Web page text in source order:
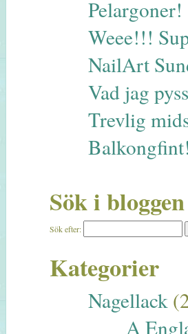
Pelargoner!
Weee!!!
NailArt
Vad jag
Trevlig
Balkongfint!
Sök i bloggen
Sök efter:
Kategorier
Nagellack
A